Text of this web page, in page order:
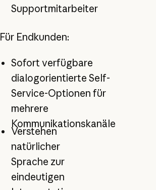
Supportmitarbeiter
Für Endkunden:
Sofort verfügbare
dialogorientierte Self-
Service-Optionen für
mehrere
Kommunikationskanäle
Verstehen
natürlicher
Sprache zur
eindeutigen